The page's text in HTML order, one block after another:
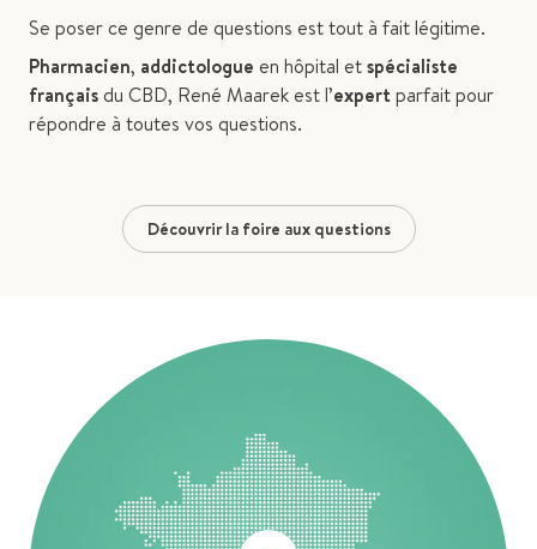
Se poser ce genre de questions est tout à fait légitime.
Pharmacien, addictologue en hôpital etspécialiste
françaisdu CBD, René Maarek est l’expertparfait pour
répondre à toutes vos questions.
Découvrir la foire aux questions